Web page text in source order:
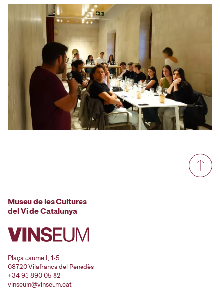
Museu de les Cultures
del Vi de Catalunya
Plaça Jaume I, 1-5
08720 Vilafranca del Penedès
+34 93 890 05 82
vinseum@vinseum.cat